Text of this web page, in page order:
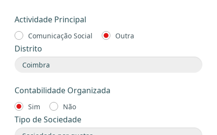
Actividade Principal
Comunicação Social Outra
Distrito
Contabilidade Organizada
Sim Não
Tipo de Sociedade